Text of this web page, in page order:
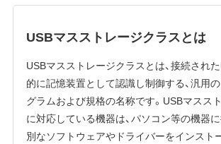
USBマスストレージクラスとは
USBマスストレージクラスとは、接続され
的に記憶装置として認識し制御する、汎用
グラムおよび規格の名称です。USBマスス
に対応している機器は、パソコン等の機器
別なソフトウェアやドライバーをインスト